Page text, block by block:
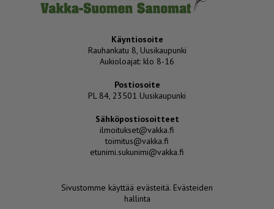
Käyntiosoite
Rauhankatu 8, Uusikaupunki
Aukioloajat: klo 8-16
Postiosoite
PL 84, 23501 Uusikaupunki
Sähköpostiosoitteet
ilmoitukset@vakka.fi
toimitus@vakka.fi
etunimi.sukunimi@vakka.fi
Sivustomme käyttää evästeitä. Evästeiden
hallinta